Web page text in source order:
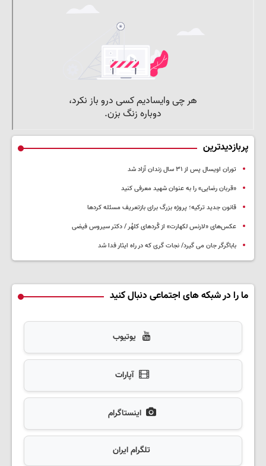
پربازدیدترین
توران اویسال پس از ۳۱ سال زندان آزاد شد
«قربان رضایی» را به عنوان شهید معرفی کنید
قانون جدید ترکیه؛ پروژه بزرگ‌ برای بازتعریف مسئله کردها
عکس‌های «لارنس لکهارت» از کُردهای کلهُر / دکتر سیروس فیضی
باباگرگر جان می گیرد/ نجات گری که در راه ایثار فدا شد
ما را در شبکه های اجتماعی دنبال کنید
یوتیوب
آپارات
اینستاگرام
تلگرام ایران